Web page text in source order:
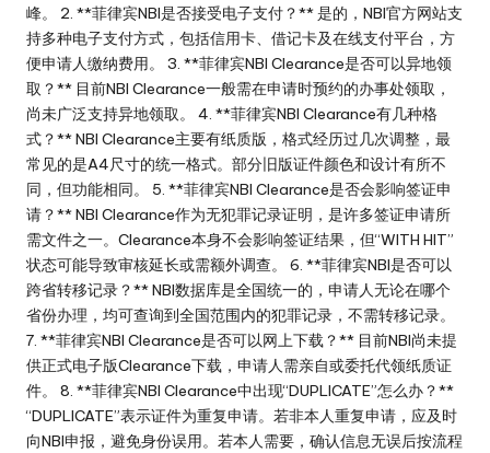
峰。 2. **菲律宾NBI是否接受电子支付？** 是的，NBI官方网站支
持多种电子支付方式，包括信用卡、借记卡及在线支付平台，方
便申请人缴纳费用。 3. **菲律宾NBI Clearance是否可以异地领
取？** 目前NBI Clearance一般需在申请时预约的办事处领取，
尚未广泛支持异地领取。 4. **菲律宾NBI Clearance有几种格
式？** NBI Clearance主要有纸质版，格式经历过几次调整，最
常见的是A4尺寸的统一格式。部分旧版证件颜色和设计有所不
同，但功能相同。 5. **菲律宾NBI Clearance是否会影响签证申
请？** NBI Clearance作为无犯罪记录证明，是许多签证申请所
需文件之一。Clearance本身不会影响签证结果，但“WITH HIT”
状态可能导致审核延长或需额外调查。 6. **菲律宾NBI是否可以
跨省转移记录？** NBI数据库是全国统一的，申请人无论在哪个
省份办理，均可查询到全国范围内的犯罪记录，不需转移记录。
7. **菲律宾NBI Clearance是否可以网上下载？** 目前NBI尚未提
供正式电子版Clearance下载，申请人需亲自或委托代领纸质证
件。 8. **菲律宾NBI Clearance中出现“DUPLICATE”怎么办？**
“DUPLICATE”表示证件为重复申请。若非本人重复申请，应及时
向NBI申报，避免身份误用。若本人需要，确认信息无误后按流程